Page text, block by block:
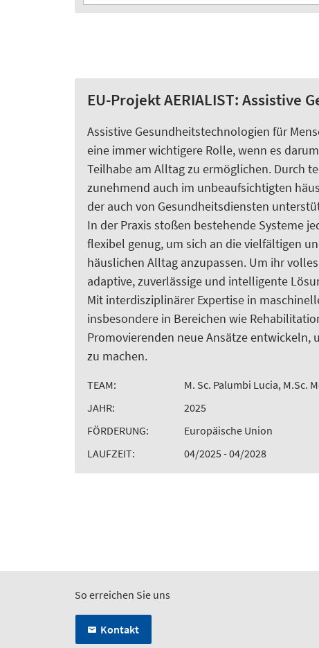
EU-Projekt AERIALIST:
Assistive Gesundheitstechnologien für
eine immer wichtigere Rolle, wenn es
Teilhabe am Alltag zu ermöglichen. Durch
zunehmend auch im unbeaufsichtigten
der auch von Gesundheitsdiensten
In der Praxis stoßen bestehende Systeme
flexibel genug, um sich an die vielfältigen
häuslichen Alltag anzupassen. Um ihr
adaptive, zuverlässige und intelligente
Mit interdisziplinärer Expertise in
insbesondere in Bereichen wie
Promovierenden neue Ansätze entwickeln,
zu machen.
TEAM:
M. Sc. Palumbi Lucia, M.Sc.
JAHR:
2025
FÖRDERUNG:
Europäische Union
LAUFZEIT:
04/2025 - 04/2028
So erreichen Sie uns
Kontakt